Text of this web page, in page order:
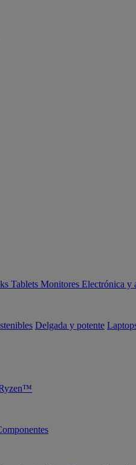
Tablets Monitores Electrónica y
Delgada y potente